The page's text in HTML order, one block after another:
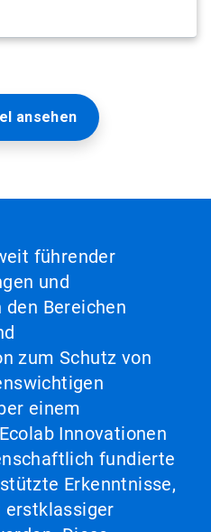
ansehen
führender
und
Bereichen
zum Schutz von
einem
Innovationen
fundierte
Erkenntnisse,
erstklassiger